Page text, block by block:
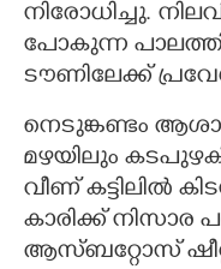
നിരോധിച്ചു.
പോകുന്ന
ടൗണിലേക്ക്
നെടുങ്കണ്ടം
മഴയിലും
വീണ് കട്ടിലിൽ
കാരിക്ക് നിസാര
ആസ്ബറ്റോസ്